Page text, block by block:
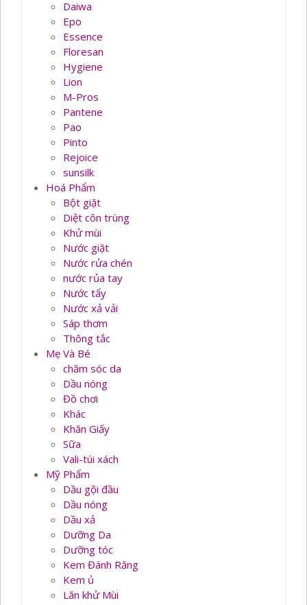
Daiwa
Epo
Essence
Floresan
Hygiene
Lion
M-Pros
Pantene
Pao
Pinto
Rejoice
sunsilk
Hoá Phẩm
Bột giặt
Diệt côn trùng
Khử mùi
Nước giặt
Nước rửa chén
nước rủa tay
Nước tẩy
Nước xả vải
Sáp thơm
Thông tắc
Mẹ Và Bé
chăm sóc da
Dầu nóng
Đồ chơi
Khác
Khăn Giấy
Sữa
Vali-túi xách
Mỹ Phẩm
Dầu gội đầu
Dầu nóng
Dầu xả
Dưỡng Da
Dưỡng tóc
Kem Đánh Răng
Kem ủ
Lăn khử Mùi